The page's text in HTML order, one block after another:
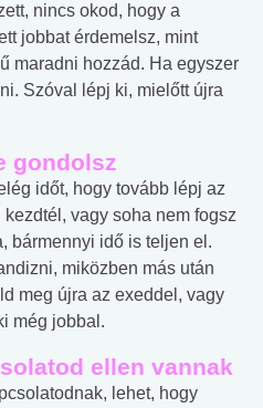
nincs okod, hogy a
jobbat érdemelsz, mint
maradni hozzád. Ha egyszer
Szóval lépj ki, mielőtt újra
gondolsz
időt, hogy tovább lépj az
vagy soha nem fogsz
bármennyi idő is teljen el.
miközben más után
meg újra az exeddel, vagy
még jobbal.
ellen vannak
lehet, hogy